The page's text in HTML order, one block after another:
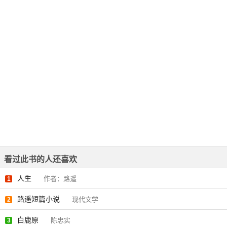
看过此书的人还喜欢
1 人生 作者：路遥
2 路遥短篇小说 现代文学
3 白鹿原 陈忠实